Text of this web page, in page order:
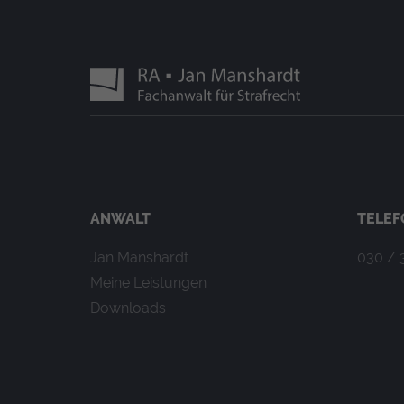
ANWALT
Jan Manshardt
Meine Leistungen
Downloads
030 /
Datenschutzerklärung
_gat (Google Tag Manager)
Speichert für jeden Besucher